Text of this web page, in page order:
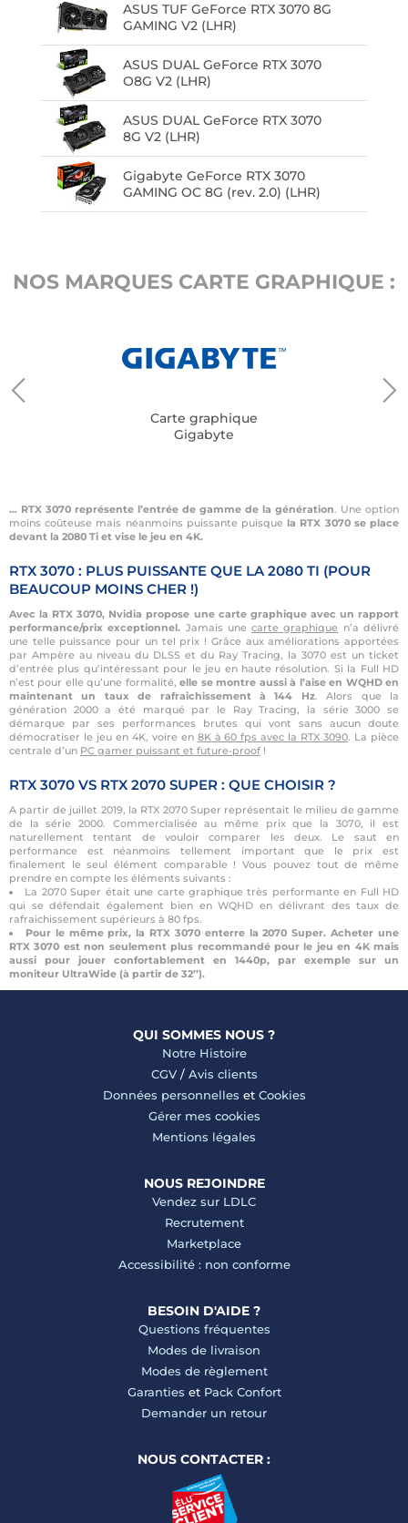
ASUS TUF GeForce RTX 3070 8G
GAMING V2 (LHR)
ASUS DUAL GeForce RTX 3070
O8G V2 (LHR)
ASUS DUAL GeForce RTX 3070
8G V2 (LHR)
Gigabyte GeForce RTX 3070
GAMING OC 8G (rev. 2.0) (LHR)
NOS MARQUES CARTE GRAPHIQUE :
Carte graphique
Gigabyte
… RTX 3070 représente l’entrée de gamme de la génération. Une option
moins coûteuse mais néanmoins puissante puisque la RTX 3070 se place
devant la 2080 Ti et vise le jeu en 4K.
RTX 3070 : PLUS PUISSANTE QUE LA 2080 TI (POUR
BEAUCOUP MOINS CHER !)
Avec la RTX 3070, Nvidia propose une carte graphique avec un rapport
performance/prix exceptionnel. Jamais unecarte graphique n’a délivré
une telle puissance pour un tel prix ! Grâce aux améliorations apportées
par Ampère au niveau du DLSS et du Ray Tracing, la 3070 est un ticket
d’entrée plus qu’intéressant pour le jeu en haute résolution. Si la Full HD
n’est pour elle qu’une formalité,elle se montre aussi à l’aise en WQHD en
maintenant un taux de rafraichissement à 144 Hz. Alors que la
génération 2000 a été marqué par le Ray Tracing, la série 3000 se
démarque par ses performances brutes qui vont sans aucun doute
démocratiser le jeu en 4K, voire en 8K à 60 fps avec la RTX 3090. La pièce
centrale d’un PC gamer puissant et future-proof !
RTX 3070 VS RTX 2070 SUPER : QUE CHOISIR ?
A partir de juillet 2019, la RTX 2070 Super représentait le milieu de gamme
de la série 2000. Commercialisée au même prix que la 3070, il est
naturellement tentant de vouloir comparer les deux. Le saut en
performance est néanmoins tellement important que le prix est
finalement le seul élément comparable ! Vous pouvez tout de même
prendre en compte les éléments suivants :
La 2070 Super était une carte graphique très performante en Full HD
qui se défendait également bien en WQHD en délivrant des taux de
rafraichissement supérieurs à 80 fps.
Pour le même prix, la RTX 3070 enterre la 2070 Super. Acheter une
RTX 3070 est non seulement plus recommandé pour le jeu en 4K mais
aussi pour jouer confortablement en 1440p, par exemple sur un
moniteur UltraWide (à partir de 32’’).
QUI SOMMES NOUS ?
Notre Histoire
CGV/ Avis clients
Données personnelles et Cookies
Gérer mes cookies
Mentions légales
NOUS REJOINDRE
Vendez sur LDLC
Recrutement
Marketplace
Accessibilité : non conforme
BESOIN D'AIDE ?
Questions fréquentes
Modes de livraison
Modes de règlement
Garanties et Pack Confort
Demander un retour
NOUS CONTACTER :